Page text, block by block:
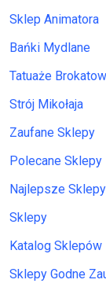
Sklep Animatora
Bańki Mydlane
Tatuaże
Strój Mikołaja
Zaufane Sklepy
Polecane Sklepy
Najlepsze Sklepy
Sklepy
Katalog Sklepów
Sklepy Godne